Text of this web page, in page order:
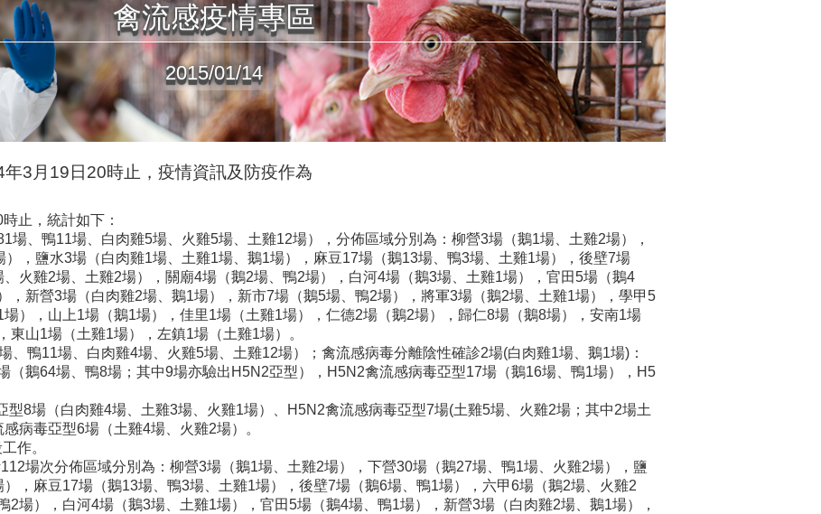
禽流感疫情專區
2015/01/14
3月19日20時止，疫情資訊及防疫作為
止，統計如下：
場、鴨11場、白肉雞5場、火雞5場、土雞12場），分佈區域分別為：柳營3場（鵝1場、土雞2場），
，鹽水3場（白肉雞1場、土雞1場、鵝1場），麻豆17場（鵝13場、鴨3場、土雞1場），後壁7場
、火雞2場、土雞2場），關廟4場（鵝2場、鴨2場），白河4場（鵝3場、土雞1場），官田5場（鵝4
，新營3場（白肉雞2場、鵝1場），新市7場（鵝5場、鴨2場），將軍3場（鵝2場、土雞1場），學甲5
），山上1場（鵝1場），佳里1場（土雞1場），仁德2場（鵝2場），歸仁8場（鵝8場），安南1場
東山1場（土雞1場），左鎮1場（土雞1場）。
、鴨11場、白肉雞4場、火雞5場、土雞12場）；禽流感病毒分離陰性確診2場(白肉雞1場、鵝1場)：
（鵝64場、鴨8場；其中9場亦驗出H5N2亞型），H5N2禽流感病毒亞型17場（鵝16場、鴨1場），H5
型8場（白肉雞4場、土雞3場、火雞1場）、H5N2禽流感病毒亞型7場(土雞5場、火雞2場；其中2場土
病毒亞型6場（土雞4場、火雞2場）。
作。
場次分佈區域分別為：柳營3場（鵝1場、土雞2場），下營30場（鵝27場、鴨1場、火雞2場），鹽
，麻豆17場（鵝13場、鴨3場、土雞1場），後壁7場（鵝6場、鴨1場），六甲6場（鵝2場、火雞2
2場），白河4場（鵝3場、土雞1場），官田5場（鵝4場、鴨1場），新營3場（白肉雞2場、鵝1場），